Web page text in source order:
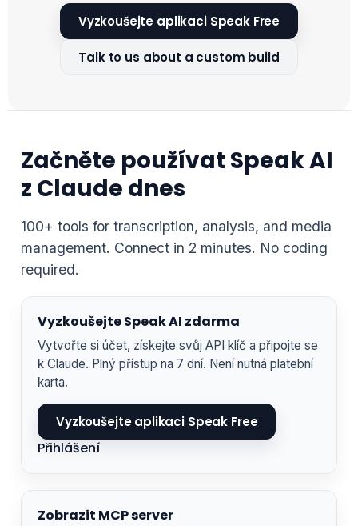
Vyzkoušejte aplikaci Speak Free
Talk to us about a custom build
Začněte používat Speak AI
z Claude dnes
100+ tools for transcription, analysis, and media
management. Connect in 2 minutes. No coding
required.
Vyzkoušejte Speak AI zdarma
Vytvořte si účet, získejte svůj API klíč a připojte se
k Claude. Plný přístup na 7 dní. Není nutná platební
karta.
Vyzkoušejte aplikaci Speak Free
Přihlášení
Zobrazit MCP server